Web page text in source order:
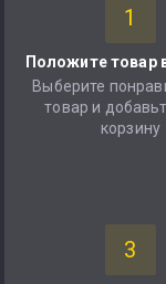
1
Положите товар
Выберите
товар и
корзину
3